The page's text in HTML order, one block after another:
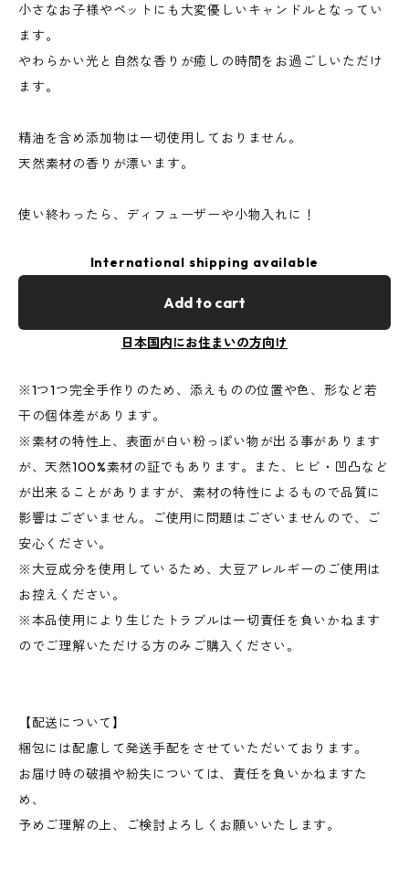
小さなお子様やペットにも大変優しいキャンドルとなってい
ます。
やわらかい光と自然な香りが癒しの時間をお過ごしいただけ
ます。
精油を含め添加物は一切使用しておりません。
天然素材の香りが漂います。
使い終わったら、ディフューザーや小物入れに！
International shipping available
Add to cart
日本国内にお住まいの方向け
※1つ1つ完全手作りのため、添えものの位置や色、形など若
干の個体差があります。
※素材の特性上、表面が白い粉っぽい物が出る事があります
が、天然100%素材の証でもあります。また、ヒビ・凹凸など
が出来ることがありますが、素材の特性によるもので品質に
影響はございません。ご使用に問題はございませんので、ご
安心ください。
※大豆成分を使用しているため、大豆アレルギーのご使用は
お控えください。
※本品使用により生じたトラブルは一切責任を負いかねます
のでご理解いただける方のみご購入ください。
【配送について】
梱包には配慮して発送手配をさせていただいております。
お届け時の破損や紛失については、責任を負いかねますた
め、
予めご理解の上、ご検討よろしくお願いいたします。